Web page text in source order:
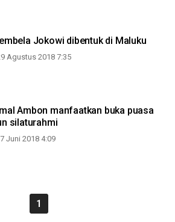
Jokowi dibentuk di Maluku
Agustus 2018 7:35
Ambon manfaatkan buka puasa
silaturahmi
Juni 2018 4:09
1